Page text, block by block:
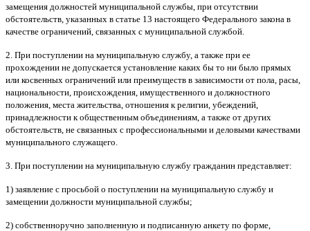
замещения должностей муниципальной службы, при отсутствии
обстоятельств, указанных в статье 13 настоящего Федерального закона в
качестве ограничений, связанных с муниципальной службой.
2. При поступлении на муниципальную службу, а также при ее
прохождении не допускается установление каких бы то ни было прямых
или косвенных ограничений или преимуществ в зависимости от пола, расы,
национальности, происхождения, имущественного и должностного
положения, места жительства, отношения к религии, убеждений,
принадлежности к общественным объединениям, а также от других
обстоятельств, не связанных с профессиональными и деловыми качествами
муниципального служащего.
3. При поступлении на муниципальную службу гражданин представляет:
1) заявление с просьбой о поступлении на муниципальную службу и
замещении должности муниципальной службы;
2) собственноручно заполненную и подписанную анкету по форме,